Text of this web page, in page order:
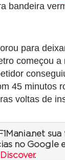
bandeira
para
começou a
45 minutos
voltas de
no Google
.